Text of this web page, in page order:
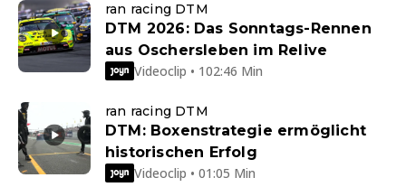
ran racing DTM
DTM 2026: Das Sonntags-Rennen
aus Oschersleben im Relive
Videoclip • 102:46 Min
ran racing DTM
DTM: Boxenstrategie ermöglicht
historischen Erfolg
Videoclip • 01:05 Min